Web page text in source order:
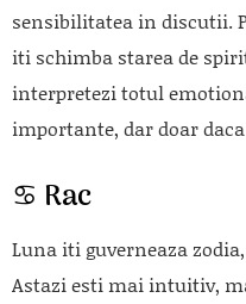
sensibilitatea in discutii.
iti schimba starea de
interpretezi totul
importante, dar doar
♋ Rac
Luna iti guverneaza
Astazi esti mai intuitiv,